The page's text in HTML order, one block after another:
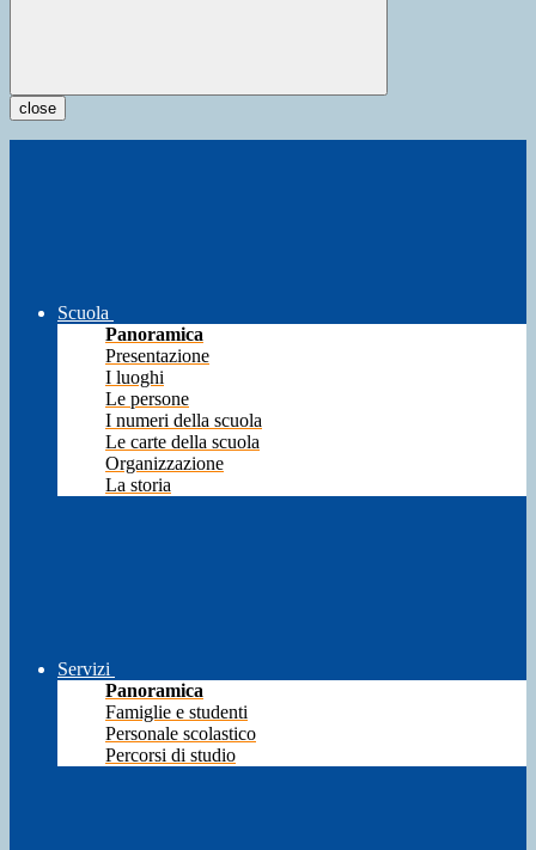
close
Scuola
Panoramica
Presentazione
I luoghi
Le persone
I numeri della scuola
Le carte della scuola
Organizzazione
La storia
Servizi
Panoramica
Famiglie e studenti
Personale scolastico
Percorsi di studio